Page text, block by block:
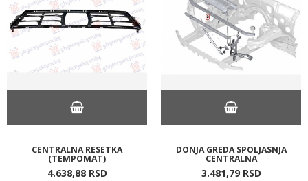
CENTRALNA RESETKA
(TEMPOMAT)
4.638,88 RSD
DONJA GREDA SPOLJASNJA
CENTRALNA
3.481,79 RSD